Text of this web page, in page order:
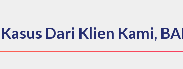
Dari Klien Kami,